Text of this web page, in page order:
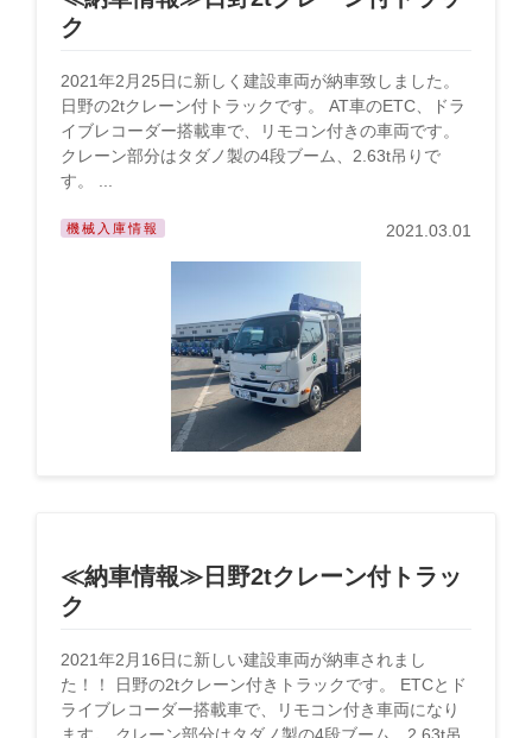
ク
2021年2月25日に新しく建設車両が納車致しました。
日野の2tクレーン付トラックです。 AT車のETC、ドラ
イブレコーダー搭載車で、リモコン付きの車両です。
クレーン部分はタダノ製の4段ブーム、2.63t吊りで
す。 ...
機械入庫情報 2021.03.01
≪納車情報≫日野2tクレーン付トラッ
ク
2021年2月16日に新しい建設車両が納車されまし
た！！ 日野の2tクレーン付きトラックです。 ETCとド
ライブレコーダー搭載車で、リモコン付き車両になり